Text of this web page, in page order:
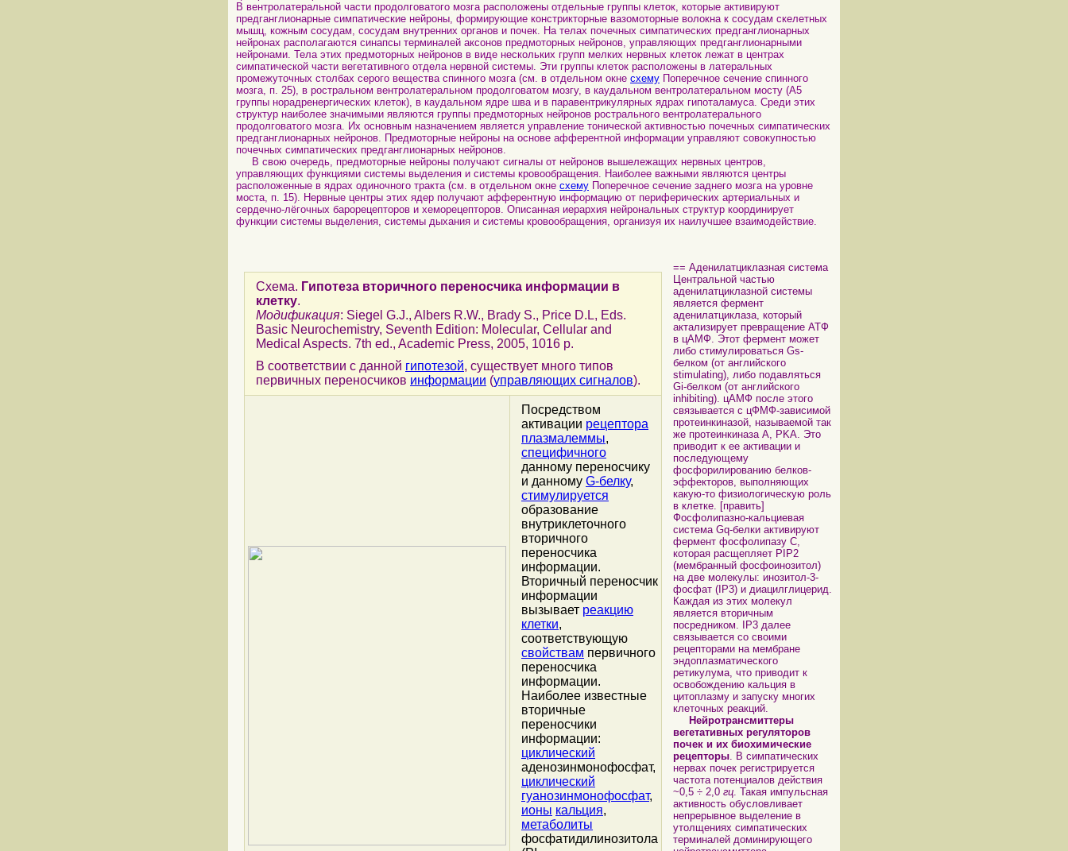
В вентролатеральной части продолговатого мозга расположены отдельные группы клеток, которые активируют
предганглионарные симпатические нейроны, формирующие констрикторные вазомоторные волокна к сосудам скелетных
мышц, кожным сосудам, сосудам внутренних органов и почек. На телах почечных симпатических предганглионарных
нейронах располагаются синапсы терминалей аксонов предмоторных нейронов, управляющих предганглионарными
нейронами. Тела этих предмоторных нейронов в виде нескольких групп мелких нервных клеток лежат в центрах
симпатической части вегетативного отдела нервной системы. Эти группы клеток расположены в латеральных
промежуточных столбах серого вещества спинного мозга (см. в отдельном окне схему Поперечное сечение спинного
мозга, п. 25), в ростральном вентролатеральном продолговатом мозгу, в каудальном вентролатеральном мосту (А5
группы норадренергических клеток), в каудальном ядре шва и в паравентрикулярных ядрах гипоталамуса. Среди этих
структур наиболее значимыми являются группы предмоторных нейронов рострального вентролатерального
продолговатого мозга. Их основным назначением является управление тонической активностью почечных симпатических
предганглионарных нейронов. Предмоторные нейроны на основе афферентной информации управляют совокупностью
почечных симпатических предганглионарных нейронов.
В свою очередь, предмоторные нейроны получают сигналы от нейронов вышележащих нервных центров,
управляющих функциями системы выделения и системы кровообращения. Наиболее важными являются центры
расположенные в ядрах одиночного тракта (см. в отдельном окне схему Поперечное сечение заднего мозга на уровне
моста, п. 15). Нервные центры этих ядер получают афферентную информацию от периферических артериальных и
сердечно-лёгочных барорецепторов и хеморецепторов. Описанная иерархия нейрональных структур координирует
функции системы выделения, системы дыхания и системы кровообращения, организуя их наилучшее взаимодействие.
Схема. Гипотеза вторичного переносчика информации в
клетку.
Модификация: Siegel G.J., Albers R.W., Brady S., Price D.L, Eds.
Basic Neurochemistry, Seventh Edition: Molecular, Cellular and
Medical Aspects. 7th ed., Academic Press, 2005, 1016 p.
В соответствии с данной гипотезой, существует много типов
первичных переносчиков информации (управляющих сигналов).
Посредством
активации рецептора
плазмалеммы,
специфичного
данному переносчику
и данному G-белку,
стимулируется
образование
внутриклеточного
вторичного
переносчика
информации.
Вторичный переносчик
информации
вызывает реакцию
клетки,
соответствующую
свойствам первичного
переносчика
информации.
Наиболее известные
вторичные
переносчики
информации:
циклический
аденозинмонофосфат,
циклический
гуанозинмонофосфат,
ионы кальция,
метаболиты
фосфатидилинозитола
== Аденилатциклазная система
Центральной частью
аденилатциклазной системы
является фермент
аденилатциклаза, который
актализирует превращение АТФ
в цАМФ. Этот фермент может
либо стимулироваться Gs-
белком (от английского
stimulating), либо подавляться
Gi-белком (от английского
inhibiting). цАМФ после этого
связывается с цФМФ-зависимой
протеинкиназой, называемой так
же протеинкиназа А, PKA. Это
приводит к ее активации и
последующему
фосфорилированию белков-
эффекторов, выполняющих
какую-то физиологическую роль
в клетке. [править]
Фосфолипазно-кальциевая
система Gq-белки активируют
фермент фосфолипазу С,
которая расщепляет PIP2
(мембранный фосфоинозитол)
на две молекулы: инозитол-3-
фосфат (IP3) и диацилглицерид.
Каждая из этих молекул
является вторичным
посредником. IP3 далее
связывается со своими
рецепторами на мембране
эндоплазматического
ретикулума, что приводит к
освобождению кальция в
цитоплазму и запуску многих
клеточных реакций.
Нейротрансмиттеры
вегетативных регуляторов
почек и их биохимические
рецепторы. В симпатических
нервах почек регистрируется
частота потенциалов действия
~0,5 ÷ 2,0 гц. Такая импульсная
активность обусловливает
непрерывное выделение в
утолщениях симпатических
терминалей доминирующего